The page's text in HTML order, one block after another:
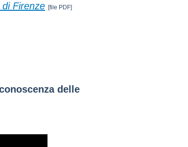
di Firenze [file PDF]
delle